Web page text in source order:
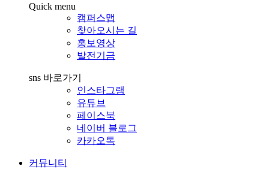
Quick menu
캠퍼스맵
찾아오시는 길
홍보영상
발전기금
sns 바로가기
인스타그램
유튜브
페이스북
네이버 블로그
카카오톡
커뮤니티